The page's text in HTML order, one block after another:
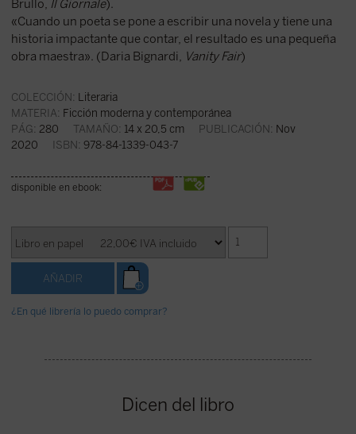
Brullo, Il Giornale).
«Cuando un poeta se pone a escribir una novela y tiene una
historia impactante que contar, el resultado es una pequeña
obra maestra». (Daria Bignardi, Vanity Fair)
COLECCIÓN: Literaria
MATERIA: Ficción moderna y contemporánea
PÁG: 280 TAMAÑO: 14 x 20,5 cm PUBLICACIÓN: Nov
2020 ISBN: 978-84-1339-043-7
disponible en ebook:
¿En qué librería lo puedo comprar?
Dicen del libro